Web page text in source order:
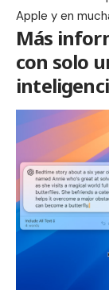
Apple y en
Más
con solo